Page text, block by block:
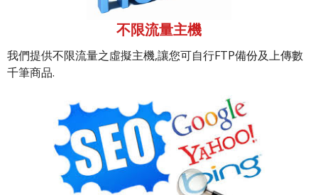
不限流量主機
我們提供不限流量之虛擬主機,讓您可自行FTP備份及上傳數
千筆商品.